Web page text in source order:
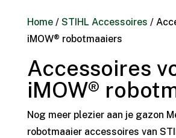
Home/ STIHL Accessoires /
iMOW® robotmaaiers
Accessoires
iMOW®
Nog meer plezier aan je gazon
robotmaaier accessoires van